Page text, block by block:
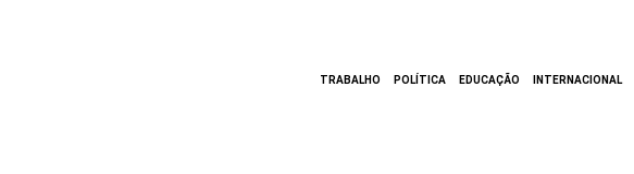
TRABALHO POLÍTICA EDUCAÇÃO INTERNACIONAL